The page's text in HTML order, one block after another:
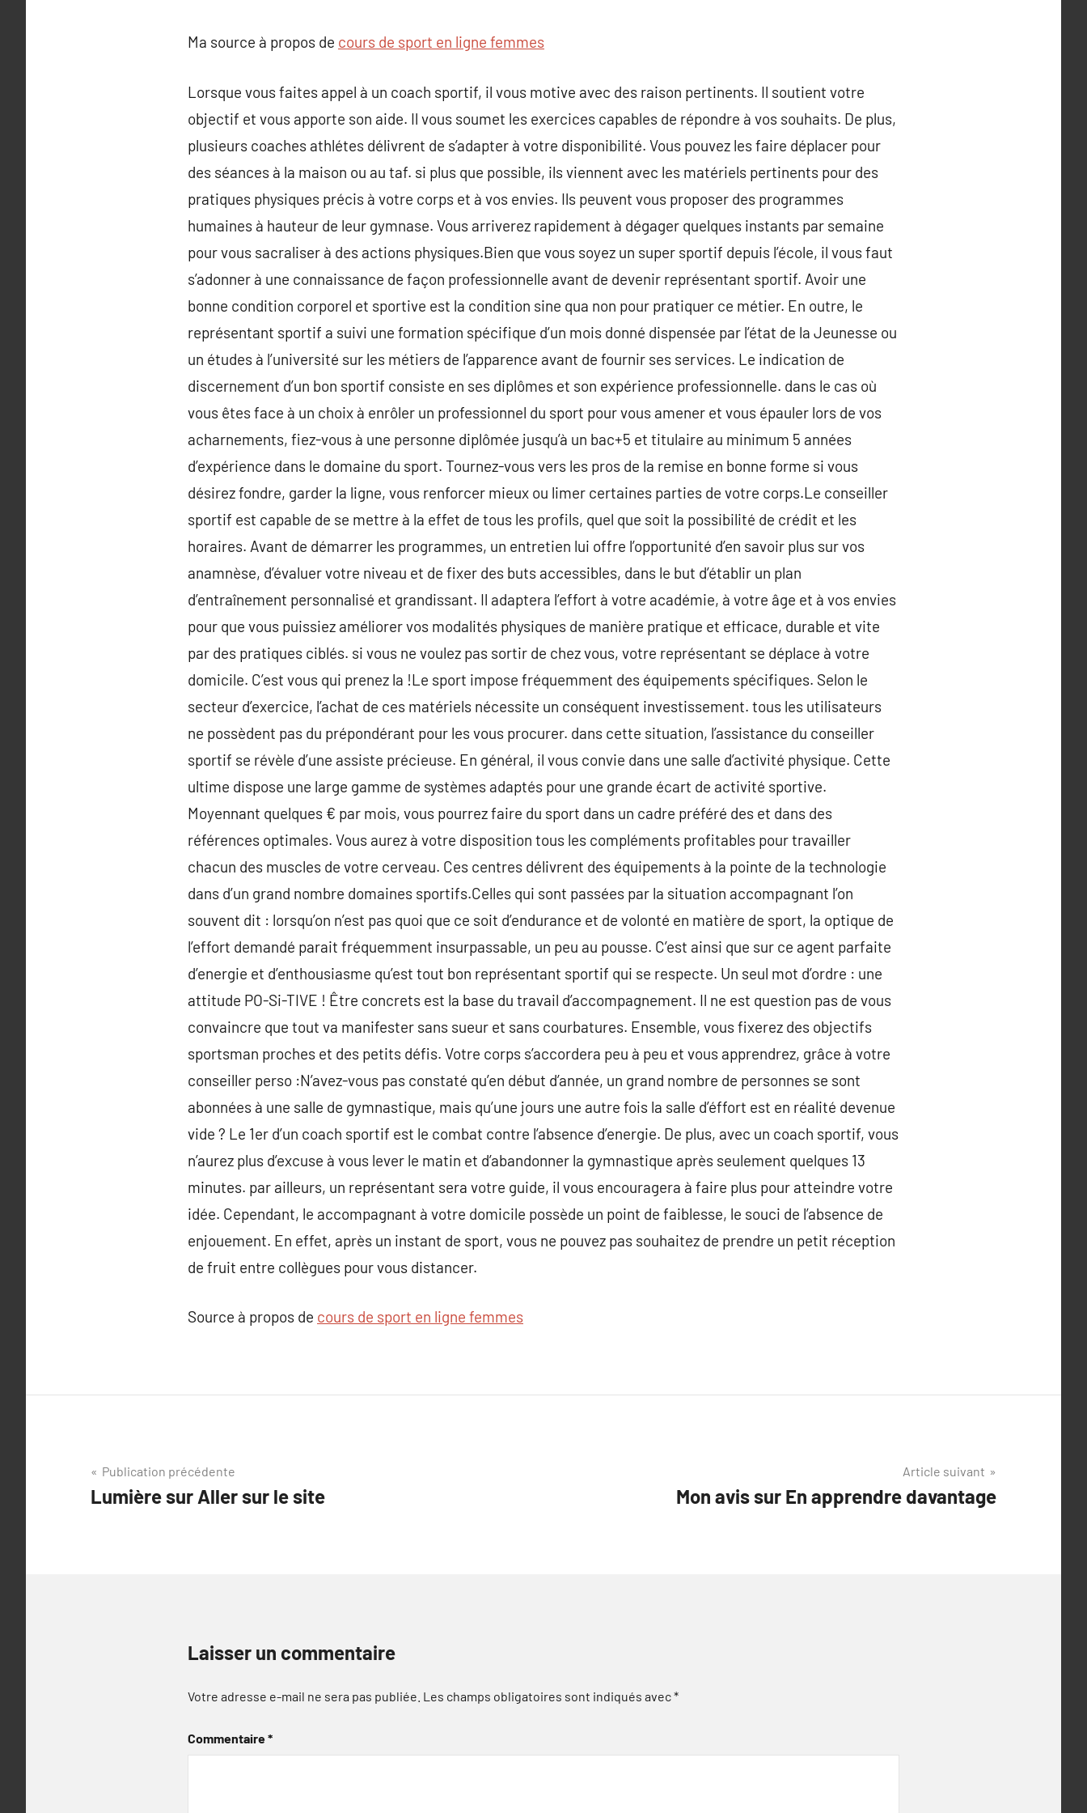
Ma source à propos de cours de sport en ligne femmes
Lorsque vous faites appel à un coach sportif, il vous motive avec des raison pertinents. Il soutient votre
objectif et vous apporte son aide. Il vous soumet les exercices capables de répondre à vos souhaits. De plus,
plusieurs coaches athlétes délivrent de s’adapter à votre disponibilité. Vous pouvez les faire déplacer pour
des séances à la maison ou au taf. si plus que possible, ils viennent avec les matériels pertinents pour des
pratiques physiques précis à votre corps et à vos envies. Ils peuvent vous proposer des programmes
humaines à hauteur de leur gymnase. Vous arriverez rapidement à dégager quelques instants par semaine
pour vous sacraliser à des actions physiques.Bien que vous soyez un super sportif depuis l’école, il vous faut
s’adonner à une connaissance de façon professionnelle avant de devenir représentant sportif. Avoir une
bonne condition corporel et sportive est la condition sine qua non pour pratiquer ce métier. En outre, le
représentant sportif a suivi une formation spécifique d’un mois donné dispensée par l’état de la Jeunesse ou
un études à l’université sur les métiers de l’apparence avant de fournir ses services. Le indication de
discernement d’un bon sportif consiste en ses diplômes et son expérience professionnelle. dans le cas où
vous êtes face à un choix à enrôler un professionnel du sport pour vous amener et vous épauler lors de vos
acharnements, fiez-vous à une personne diplômée jusqu’à un bac+5 et titulaire au minimum 5 années
d’expérience dans le domaine du sport. Tournez-vous vers les pros de la remise en bonne forme si vous
désirez fondre, garder la ligne, vous renforcer mieux ou limer certaines parties de votre corps.Le conseiller
sportif est capable de se mettre à la effet de tous les profils, quel que soit la possibilité de crédit et les
horaires. Avant de démarrer les programmes, un entretien lui offre l’opportunité d’en savoir plus sur vos
anamnèse, d’évaluer votre niveau et de fixer des buts accessibles, dans le but d’établir un plan
d’entraînement personnalisé et grandissant. Il adaptera l’effort à votre académie, à votre âge et à vos envies
pour que vous puissiez améliorer vos modalités physiques de manière pratique et efficace, durable et vite
par des pratiques ciblés. si vous ne voulez pas sortir de chez vous, votre représentant se déplace à votre
domicile. C’est vous qui prenez la !Le sport impose fréquemment des équipements spécifiques. Selon le
secteur d’exercice, l’achat de ces matériels nécessite un conséquent investissement. tous les utilisateurs
ne possèdent pas du prépondérant pour les vous procurer. dans cette situation, l’assistance du conseiller
sportif se révèle d’une assiste précieuse. En général, il vous convie dans une salle d’activité physique. Cette
ultime dispose une large gamme de systèmes adaptés pour une grande écart de activité sportive.
Moyennant quelques € par mois, vous pourrez faire du sport dans un cadre préféré des et dans des
références optimales. Vous aurez à votre disposition tous les compléments profitables pour travailler
chacun des muscles de votre cerveau. Ces centres délivrent des équipements à la pointe de la technologie
dans d’un grand nombre domaines sportifs.Celles qui sont passées par la situation accompagnant l’on
souvent dit : lorsqu’on n’est pas quoi que ce soit d’endurance et de volonté en matière de sport, la optique de
l’effort demandé parait fréquemment insurpassable, un peu au pousse. C’est ainsi que sur ce agent parfaite
d’energie et d’enthousiasme qu’est tout bon représentant sportif qui se respecte. Un seul mot d’ordre : une
attitude PO-Si-TIVE ! Être concrets est la base du travail d’accompagnement. Il ne est question pas de vous
convaincre que tout va manifester sans sueur et sans courbatures. Ensemble, vous fixerez des objectifs
sportsman proches et des petits défis. Votre corps s’accordera peu à peu et vous apprendrez, grâce à votre
conseiller perso :N’avez-vous pas constaté qu’en début d’année, un grand nombre de personnes se sont
abonnées à une salle de gymnastique, mais qu’une jours une autre fois la salle d’éffort est en réalité devenue
vide ? Le 1er d’un coach sportif est le combat contre l’absence d’energie. De plus, avec un coach sportif, vous
n’aurez plus d’excuse à vous lever le matin et d’abandonner la gymnastique après seulement quelques 13
minutes. par ailleurs, un représentant sera votre guide, il vous encouragera à faire plus pour atteindre votre
idée. Cependant, le accompagnant à votre domicile possède un point de faiblesse, le souci de l’absence de
enjouement. En effet, après un instant de sport, vous ne pouvez pas souhaitez de prendre un petit réception
de fruit entre collègues pour vous distancer.
Source à propos de cours de sport en ligne femmes
Navigation
de
Publication précédente
Lumière sur Aller sur le site
Article suivant
Mon avis sur En apprendre davantage
Laisser un commentaire
Votre adresse e-mail ne sera pas publiée. Les champs obligatoires sont indiqués avec*
Commentaire*